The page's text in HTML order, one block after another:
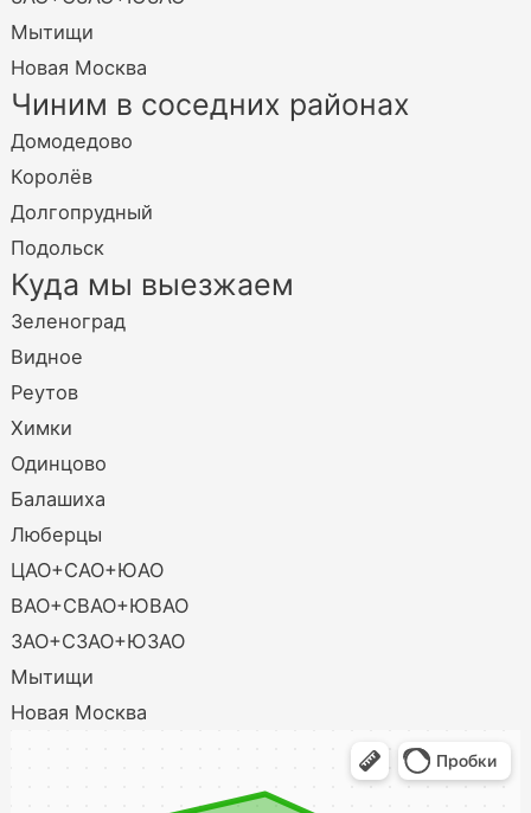
Мытищи
Новая Москва
Чиним в соседних районах
Домодедово
Королёв
Долгопрудный
Подольск
Куда мы выезжаем
Зеленоград
Видное
Реутов
Химки
Одинцово
Балашиха
Люберцы
ЦАО+САО+ЮАО
ВАО+СВАО+ЮВАО
ЗАО+СЗАО+ЮЗАО
Мытищи
Новая Москва